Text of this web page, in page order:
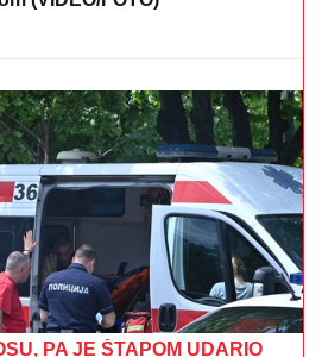
DROGE, DECA NISU
promenila život iz korena, pa
"Bez filtera"
TO SMISLILA!"
Dino Melin
je on napisao pesmu
Ceca posle 30 godina
istinu: "Nudila sam je Marini"